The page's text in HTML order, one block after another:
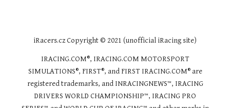
iRacers.cz Copyright © 2021 (unofficial iRacing site)
IRACING.COM®, IRACING.COM MOTORSPORT
SIMULATIONS®, FIRST®, and FIRST IRACING.COM® are
registered trademarks, and INRACINGNEWS™, IRACING
DRIVERS WORLD CHAMPIONSHIP™, IRACING PRO